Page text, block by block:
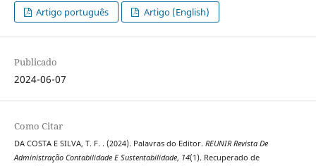
Artigo português Artigo (English)
Publicado
2024-06-07
Como Citar
DA COSTA E SILVA, T. F. . (2024). Palavras do Editor. REUNIR Revista De
Administração Contabilidade E Sustentabilidade, 14(1). Recuperado de